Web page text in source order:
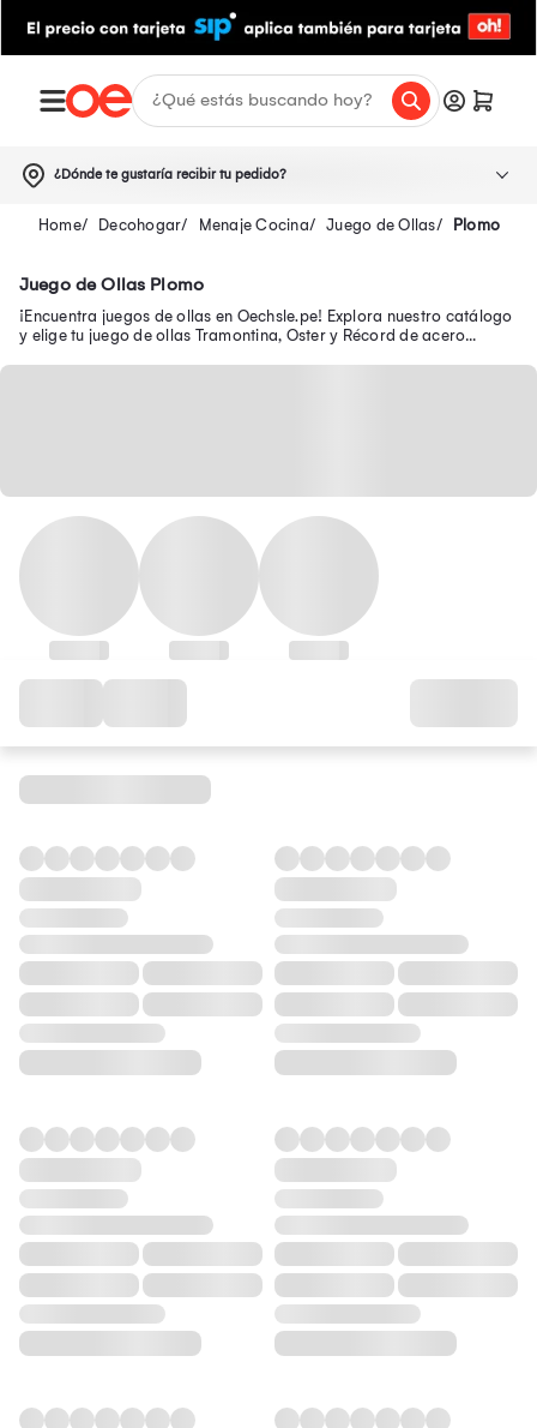
¿Dónde te gustaría recibir tu pedido?
Decohogar Menaje Cocina Juego de Ollas Plomo
Juego de Ollas Plomo
¡Encuentra juegos de ollas en Oechsle.pe! Explora nuestro catálogo
y elige tu juego de ollas Tramontina, Oster y Récord de acero